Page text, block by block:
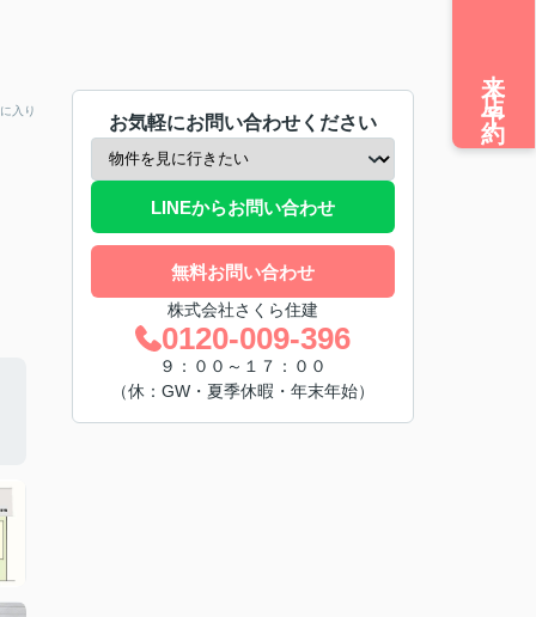
入り
お気軽にお問い合わせください
LINEからお問い合わせ
無料お問い合わせ
株式会社さくら住建
0120-009-396
９：００～１７：００
（休：GW・夏季休暇・年末年始）
来店予約